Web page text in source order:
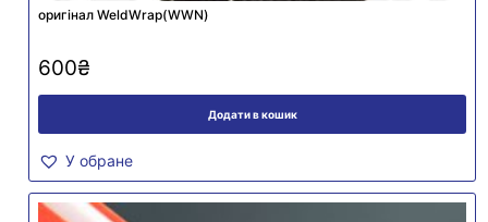
оригінал WeldWrap(WWN)
600₴
Додати в кошик
У обране